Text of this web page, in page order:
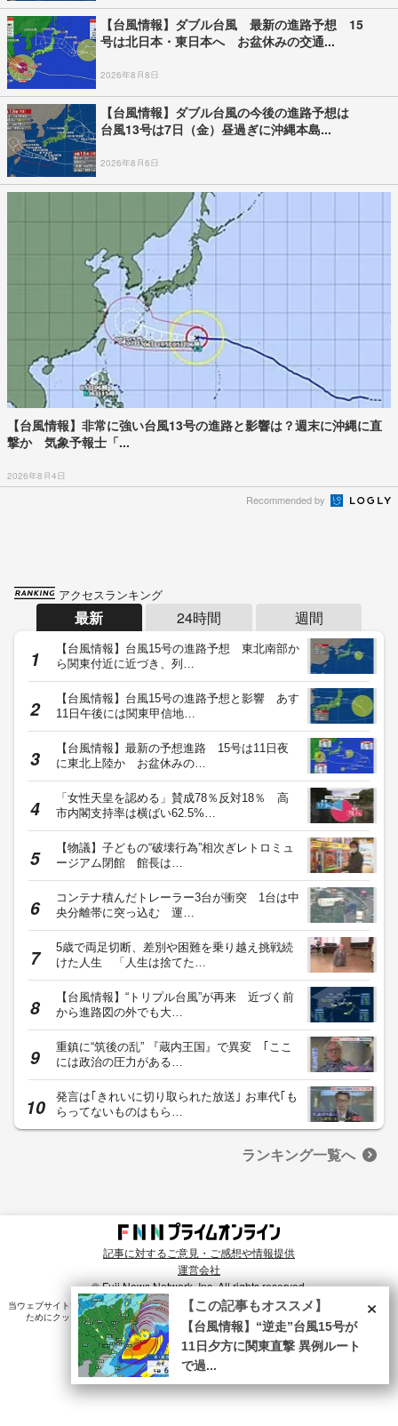
【台風情報】ダブル台風 最新の進路予想 15
号は北日本・東日本へ お盆休みの交通...
2026年8月8日
【台風情報】ダブル台風の今後の進路予想は
台風13号は7日（金）昼過ぎに沖縄本島...
2026年8月6日
【台風情報】非常に強い台風13号の進路と影響は？週末に沖縄に直
撃か 気象予報士「...
2026年8月4日
Recommended by
アクセスランキング
最新 24時間 週間
【台風情報】台風15号の進路予想 東北南部か
ら関東付近に近づき、列…
【台風情報】台風15号の進路予想と影響 あす
11日午後には関東甲信地…
【台風情報】最新の予想進路 15号は11日夜
に東北上陸か お盆休みの…
「女性天皇を認める」賛成78％反対18％ 高
市内閣支持率は横ばい62.5%…
【物議】子どもの“破壊行為”相次ぎレトロミュ
ージアム閉館 館長は…
コンテナ積んだトレーラー3台が衝突 1台は中
央分離帯に突っ込む 運…
5歳で両足切断、差別や困難を乗り越え挑戦続
けた人生 「人生は捨てた…
【台風情報】“トリプル台風”が再来 近づく前
から進路図の外でも大…
重鎮に“筑後の乱” 『蔵内王国』で異変 ｢ここ
には政治の圧力がある…
発言は｢きれいに切り取られた放送｣ お車代｢も
らってないものはもら…
ランキング一覧へ
記事に対するご意見・ご感想や情報提供
運営会社
© Fuji News Network, Inc. All rights reserved.
当ウェブサイトでは、ユーザのニーズ・興味・関⼼に合致したコンテンツや広告配信を提供する
ためにクッキーを使⽤しています。詳細は、
プライバシーポリシー をご確認ください。×
【この記事もオススメ】
【台風情報】“逆走”台風15号が
11日夕方に関東直撃 異例ルート
で過...